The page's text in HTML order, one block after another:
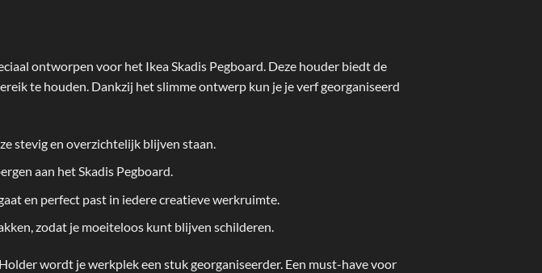
ontworpen voor het Ikea Skadis Pegboard. Deze houder biedt de
te houden. Dankzij het slimme ontwerp kun je je verf georganiseerd
stevig en overzichtelijk blijven staan.
aan het Skadis Pegboard.
en perfect past in iedere creatieve werkruimte.
zodat je moeiteloos kunt blijven schilderen.
wordt je werkplek een stuk georganiseerder. Een must-have voor